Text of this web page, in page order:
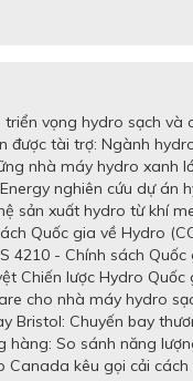
vọng hydro sạch
được tài trợ: Ngành
nhà máy hydro xanh
nghiên cứu dự
sản xuất hydro từ khí
Quốc gia về Hydro
4210 - Chính sách
Chiến lược Hydro
cho nhà máy hydro
Bristol: Chuyến bay
So sánh năng
Canada kêu gọi cải